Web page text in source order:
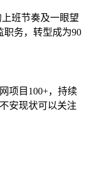
班节奏及一眼望
职务，转型成为90
项目100+，持续
安现状可以关注